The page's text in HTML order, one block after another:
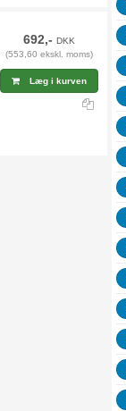
692,-DKK
(553,60 ekskl. moms)
Læg i kurven